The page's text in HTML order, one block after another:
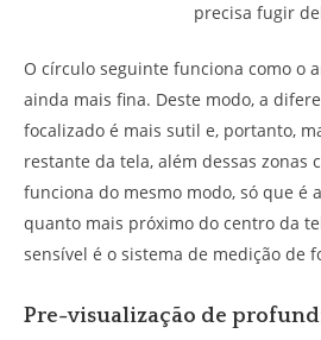
precisa fugir
O círculo seguinte funciona como o
ainda mais fina. Deste modo, a
focalizado é mais sutil e, portanto,
restante da tela, além dessas zonas
funciona do mesmo modo, só que é
quanto mais próximo do centro da
sensível é o sistema de medição de
Pre-visualização de